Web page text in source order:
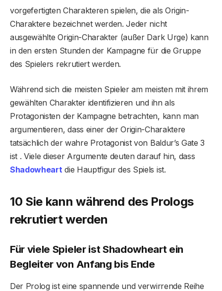
vorgefertigten Charakteren spielen, die als Origin-
Charaktere bezeichnet werden. Jeder nicht
ausgewählte Origin-Charakter (außer Dark Urge) kann
in den ersten Stunden der Kampagne für die Gruppe
des Spielers rekrutiert werden.
Während sich die meisten Spieler am meisten mit ihrem
gewählten Charakter identifizieren und ihn als
Protagonisten der Kampagne betrachten, kann man
argumentieren, dass einer der Origin-Charaktere
tatsächlich der wahre Protagonist von Baldur’s Gate 3
ist . Viele dieser Argumente deuten darauf hin, dass
Shadowheartdie Hauptfigur des Spiels ist.
10 Sie kann während des Prologs
rekrutiert werden
Für viele Spieler ist Shadowheart ein
Begleiter von Anfang bis Ende
Der Prolog ist eine spannende und verwirrende Reihe